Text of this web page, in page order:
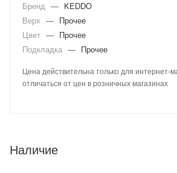
Бренд
—
KEDDO
Верх
—
Прочее
Цвет —
Прочее
Подкладка — Прочее
Цена действительна только для интернет-
отличаться от цен в розничных магазинах
Наличие